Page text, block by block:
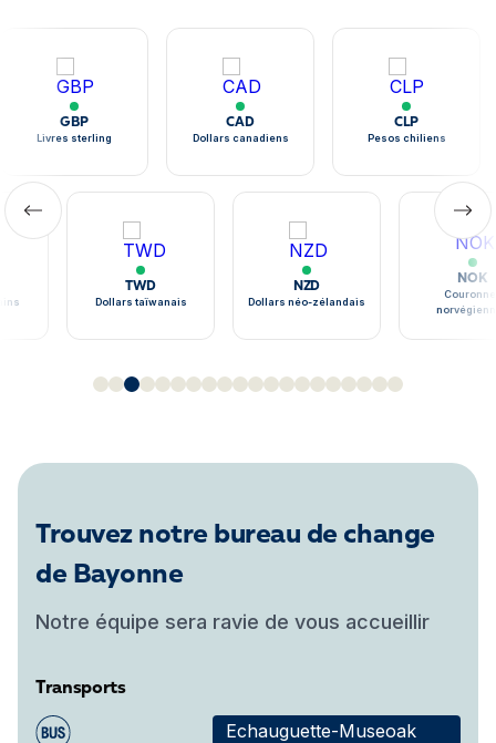
GBP
Livres sterling
CAD
Dollars canadiens
CLP
Pesos chiliens
TWD
Dollars taïwanais
NZD
Dollars néo-zélandais
NOK
Trouvez notre bureau de change
de Bayonne
Notre équipe sera ravie de vous accueillir
Transports
Echauguette-Museoak